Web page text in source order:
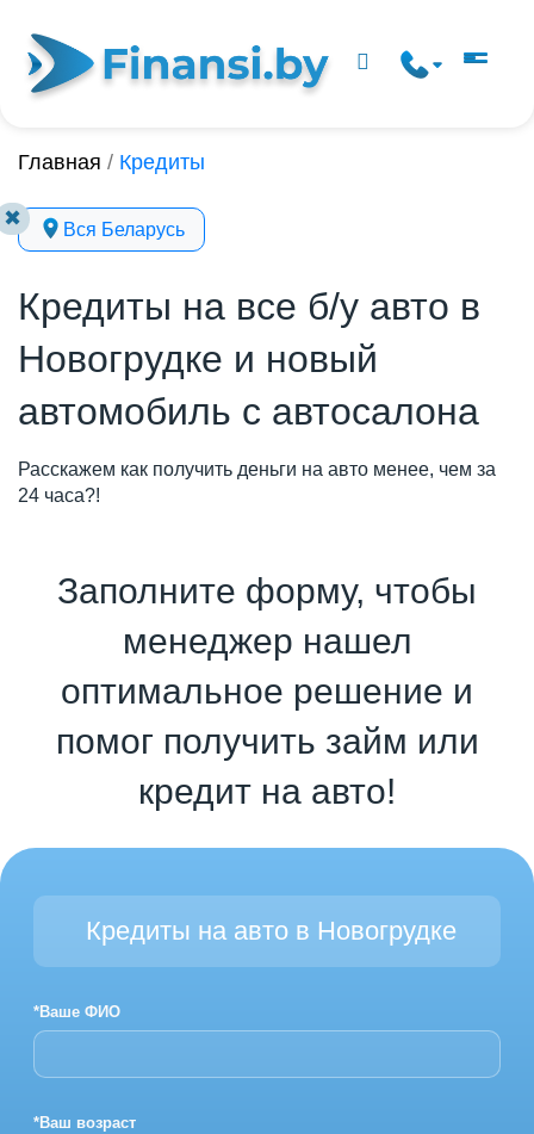
✖
Главная / Кредиты
Вся Беларусь
Кредиты на все б/у авто в
Новогрудке и новый
автомобиль с автосалона
Расскажем как получить деньги на авто менее, чем за
24 часа?!
Заполните форму, чтобы
менеджер нашел
оптимальное решение и
помог получить займ или
кредит на авто!
Кредиты на авто в Новогрудке
*Ваше ФИО
*Ваш возраст